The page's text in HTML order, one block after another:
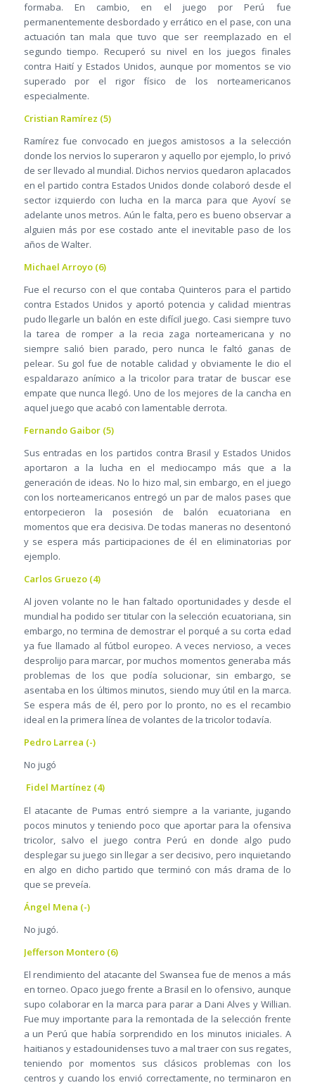
formaba. En cambio, en el juego por Perú fue
permanentemente desbordado y errático en el pase, con una
actuación tan mala que tuvo que ser reemplazado en el
segundo tiempo. Recuperó su nivel en los juegos finales
contra Haití y Estados Unidos, aunque por momentos se vio
superado por el rigor físico de los norteamericanos
especialmente.
Cristian Ramírez (5)
Ramírez fue convocado en juegos amistosos a la selección
donde los nervios lo superaron y aquello por ejemplo, lo privó
de ser llevado al mundial. Dichos nervios quedaron aplacados
en el partido contra Estados Unidos donde colaboró desde el
sector izquierdo con lucha en la marca para que Ayoví se
adelante unos metros. Aún le falta, pero es bueno observar a
alguien más por ese costado ante el inevitable paso de los
años de Walter.
Michael Arroyo (6)
Fue el recurso con el que contaba Quinteros para el partido
contra Estados Unidos y aportó potencia y calidad mientras
pudo llegarle un balón en este difícil juego. Casi siempre tuvo
la tarea de romper a la recia zaga norteamericana y no
siempre salió bien parado, pero nunca le faltó ganas de
pelear. Su gol fue de notable calidad y obviamente le dio el
espaldarazo anímico a la tricolor para tratar de buscar ese
empate que nunca llegó. Uno de los mejores de la cancha en
aquel juego que acabó con lamentable derrota.
Fernando Gaibor (5)
Sus entradas en los partidos contra Brasil y Estados Unidos
aportaron a la lucha en el mediocampo más que a la
generación de ideas. No lo hizo mal, sin embargo, en el juego
con los norteamericanos entregó un par de malos pases que
entorpecieron la posesión de balón ecuatoriana en
momentos que era decisiva. De todas maneras no desentonó
y se espera más participaciones de él en eliminatorias por
ejemplo.
Carlos Gruezo (4)
Al joven volante no le han faltado oportunidades y desde el
mundial ha podido ser titular con la selección ecuatoriana, sin
embargo, no termina de demostrar el porqué a su corta edad
ya fue llamado al fútbol europeo. A veces nervioso, a veces
desprolijo para marcar, por muchos momentos generaba más
problemas de los que podía solucionar, sin embargo, se
asentaba en los últimos minutos, siendo muy útil en la marca.
Se espera más de él, pero por lo pronto, no es el recambio
ideal en la primera línea de volantes de la tricolor todavía.
Pedro Larrea (-)
No jugó
Fidel Martínez (4)
El atacante de Pumas entró siempre a la variante, jugando
pocos minutos y teniendo poco que aportar para la ofensiva
tricolor, salvo el juego contra Perú en donde algo pudo
desplegar su juego sin llegar a ser decisivo, pero inquietando
en algo en dicho partido que terminó con más drama de lo
que se preveía.
Ángel Mena (-)
No jugó.
Jefferson Montero (6)
El rendimiento del atacante del Swansea fue de menos a más
en torneo. Opaco juego frente a Brasil en lo ofensivo, aunque
supo colaborar en la marca para parar a Dani Alves y Willian.
Fue muy importante para la remontada de la selección frente
a un Perú que había sorprendido en los minutos iniciales. A
haitianos y estadounidenses tuvo a mal traer con sus regates,
teniendo por momentos sus clásicos problemas con los
centros y cuando los envió correctamente, no terminaron en